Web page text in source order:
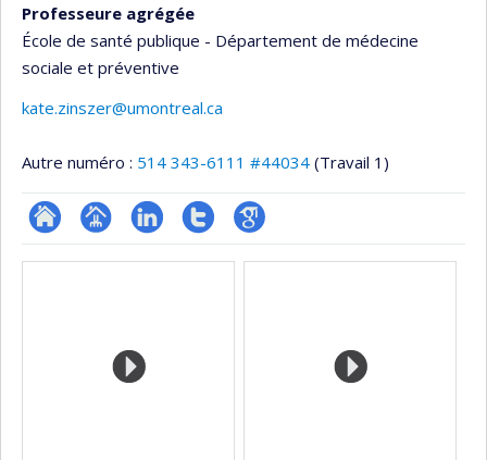
Professeure agrégée
École de santé publique - Département de médecine
sociale et préventive
kate.zinszer@umontreal.ca
Autre numéro : 514 343-6111 #44034 (Travail 1)
ResearchGate
Page LinkedInCompteGoogle
Médias